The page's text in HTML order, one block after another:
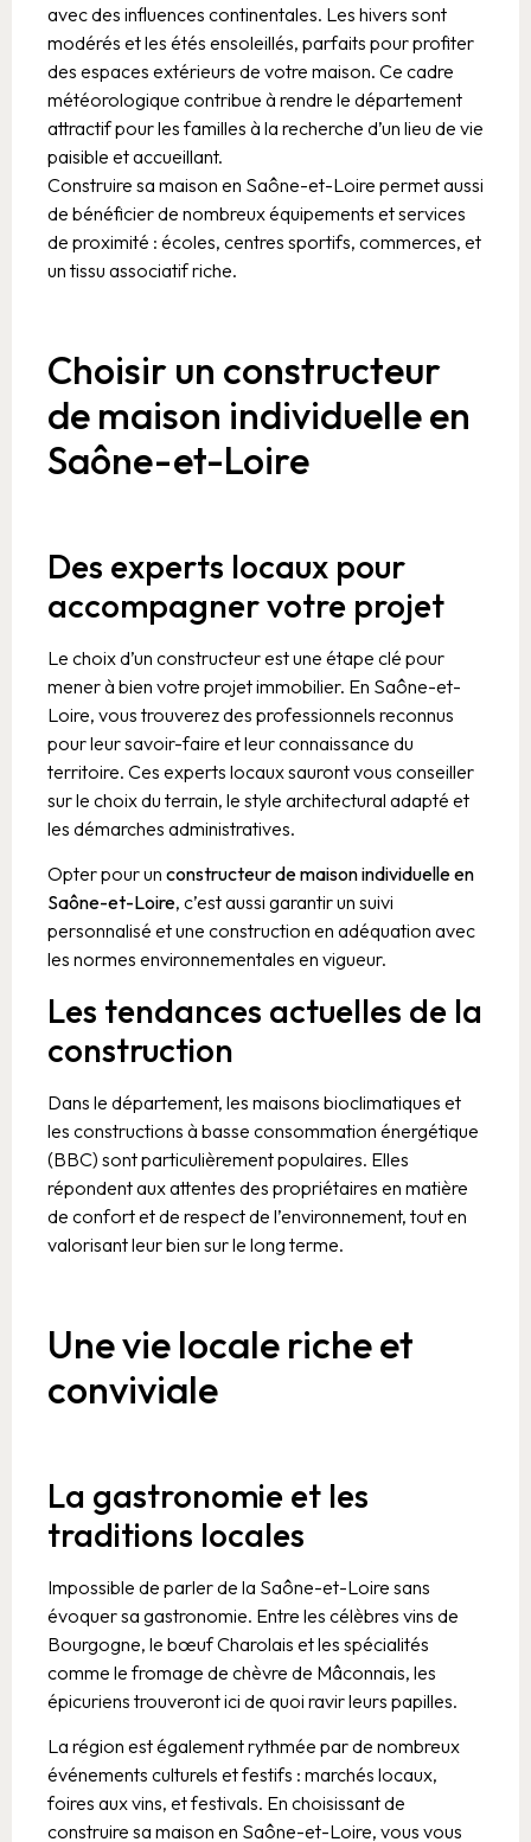
avec des influences continentales. Les hivers sont
modérés et les étés ensoleillés, parfaits pour profiter
des espaces extérieurs de votre maison. Ce cadre
météorologique contribue à rendre le département
attractif pour les familles à la recherche d’un lieu de vie
paisible et accueillant.
Construire sa maison en Saône-et-Loire permet aussi
de bénéficier de nombreux équipements et services
de proximité : écoles, centres sportifs, commerces, et
un tissu associatif riche.
Choisir un constructeur
de maison individuelle en
Saône-et-Loire
Des experts locaux pour
accompagner votre projet
Le choix d’un constructeur est une étape clé pour
mener à bien votre projet immobilier. En Saône-et-
Loire, vous trouverez des professionnels reconnus
pour leur savoir-faire et leur connaissance du
territoire. Ces experts locaux sauront vous conseiller
sur le choix du terrain, le style architectural adapté et
les démarches administratives.
Opter pour un constructeur de maison individuelle en
Saône-et-Loire, c’est aussi garantir un suivi
personnalisé et une construction en adéquation avec
les normes environnementales en vigueur.
Les tendances actuelles de la
construction
Dans le département, les maisons bioclimatiques et
les constructions à basse consommation énergétique
(BBC) sont particulièrement populaires. Elles
répondent aux attentes des propriétaires en matière
de confort et de respect de l’environnement, tout en
valorisant leur bien sur le long terme.
Une vie locale riche et
conviviale
La gastronomie et les
traditions locales
Impossible de parler de la Saône-et-Loire sans
évoquer sa gastronomie. Entre les célèbres vins de
Bourgogne, le bœuf Charolais et les spécialités
comme le fromage de chèvre de Mâconnais, les
épicuriens trouveront ici de quoi ravir leurs papilles.
La région est également rythmée par de nombreux
événements culturels et festifs : marchés locaux,
foires aux vins, et festivals. En choisissant de
construire sa maison en Saône-et-Loire, vous vous